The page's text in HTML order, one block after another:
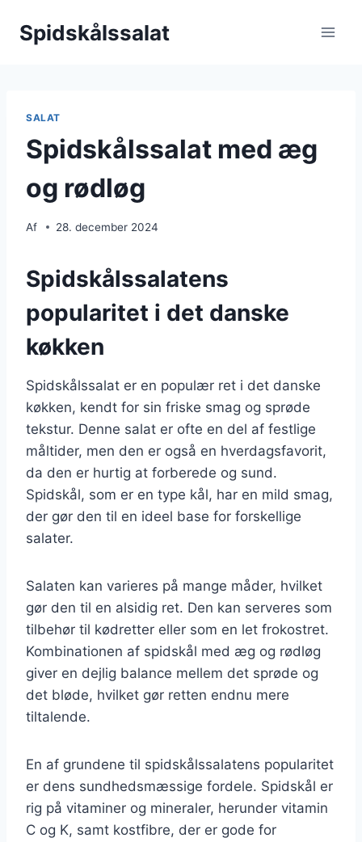
Spidskålssalat
SALAT
Spidskålssalat med æg
og rødløg
Af 28. december 2024
Spidskålssalatens
popularitet i det danske
køkken
Spidskålssalat er en populær ret i det danske
køkken, kendt for sin friske smag og sprøde
tekstur. Denne salat er ofte en del af festlige
måltider, men den er også en hverdagsfavorit,
da den er hurtig at forberede og sund.
Spidskål, som er en type kål, har en mild smag,
der gør den til en ideel base for forskellige
salater.
Salaten kan varieres på mange måder, hvilket
gør den til en alsidig ret. Den kan serveres som
tilbehør til kødretter eller som en let frokostret.
Kombinationen af spidskål med æg og rødløg
giver en dejlig balance mellem det sprøde og
det bløde, hvilket gør retten endnu mere
tiltalende.
En af grundene til spidskålssalatens popularitet
er dens sundhedsmæssige fordele. Spidskål er
rig på vitaminer og mineraler, herunder vitamin
C og K, samt kostfibre, der er gode for